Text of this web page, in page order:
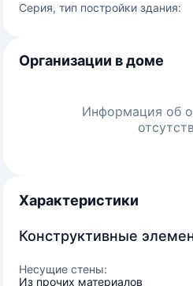
Серия, тип постройки здания:
Организации в доме
Информация об
Характеристики
Конструктивные
Несущие стены:
Из прочих материалов